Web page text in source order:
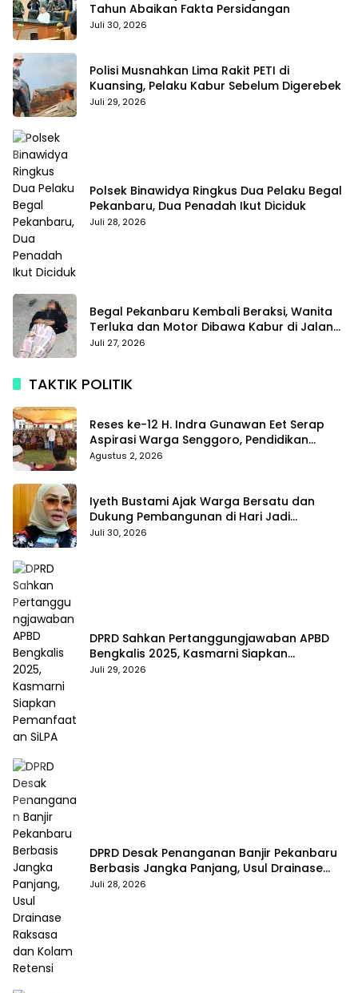
Tahun Abaikan Fakta Persidangan
Juli 30, 2026
Polisi Musnahkan Lima Rakit PETI di
Kuansing, Pelaku Kabur Sebelum Digerebek
Juli 29, 2026
Polsek Binawidya Ringkus Dua Pelaku Begal
Pekanbaru, Dua Penadah Ikut Diciduk
Juli 28, 2026
Begal Pekanbaru Kembali Beraksi, Wanita
Terluka dan Motor Dibawa Kabur di Jalan
Teropong
Juli 27, 2026
TAKTIK POLITIK
Reses ke-12 H. Indra Gunawan Eet Serap
Aspirasi Warga Senggoro, Pendidikan
hingga BPJS Jadi Sorotan
Agustus 2, 2026
Iyeth Bustami Ajak Warga Bersatu dan
Dukung Pembangunan di Hari Jadi
Bengkalis ke-514
Juli 30, 2026
DPRD Sahkan Pertanggungjawaban APBD
Bengkalis 2025, Kasmarni Siapkan
Pemanfaatan SiLPA
Juli 29, 2026
DPRD Desak Penanganan Banjir Pekanbaru
Berbasis Jangka Panjang, Usul Drainase
Raksasa dan Kolam Retensi
Juli 28, 2026